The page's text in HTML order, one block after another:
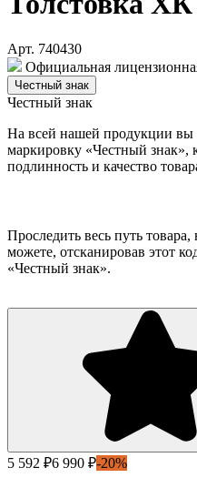
Арт. 740430
Официальная
Честный знак
Честный знак
На всей нашей продукции
маркировку «Честный знак»,
подлинность и качество
Проследить весь путь
можете, отсканировав этот
«Честный знак».
5 592 ₽6 990 ₽-20%